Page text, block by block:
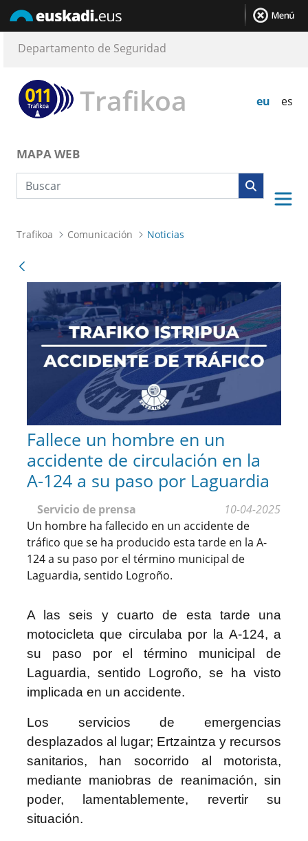
Trafikoa eu es
Departamento de Seguridad
MAPA WEB
Búsqueda web
Trafikoa Comunicación Noticias
Fallece un hombre en un
accidente de circulación en la
A-124 a su paso por Laguardia
Servicio de prensa
10-04-2025
Un hombre ha fallecido en un accidente de
tráfico que se ha producido esta tarde en la A-
124 a su paso por el término municipal de
Laguardia, sentido Logroño.
A las seis y cuarto de esta tarde una
motocicleta que circulaba por la A-124, a
su paso por el término municipal de
Laguardia, sentido Logroño, se ha visto
implicada en un accidente.
Los servicios de emergencias
desplazados al lugar; Ertzaintza y recursos
sanitarios, han socorrido al motorista,
mediante maniobras de reanimación, sin
poder, lamentablemente, revertir su
situación.